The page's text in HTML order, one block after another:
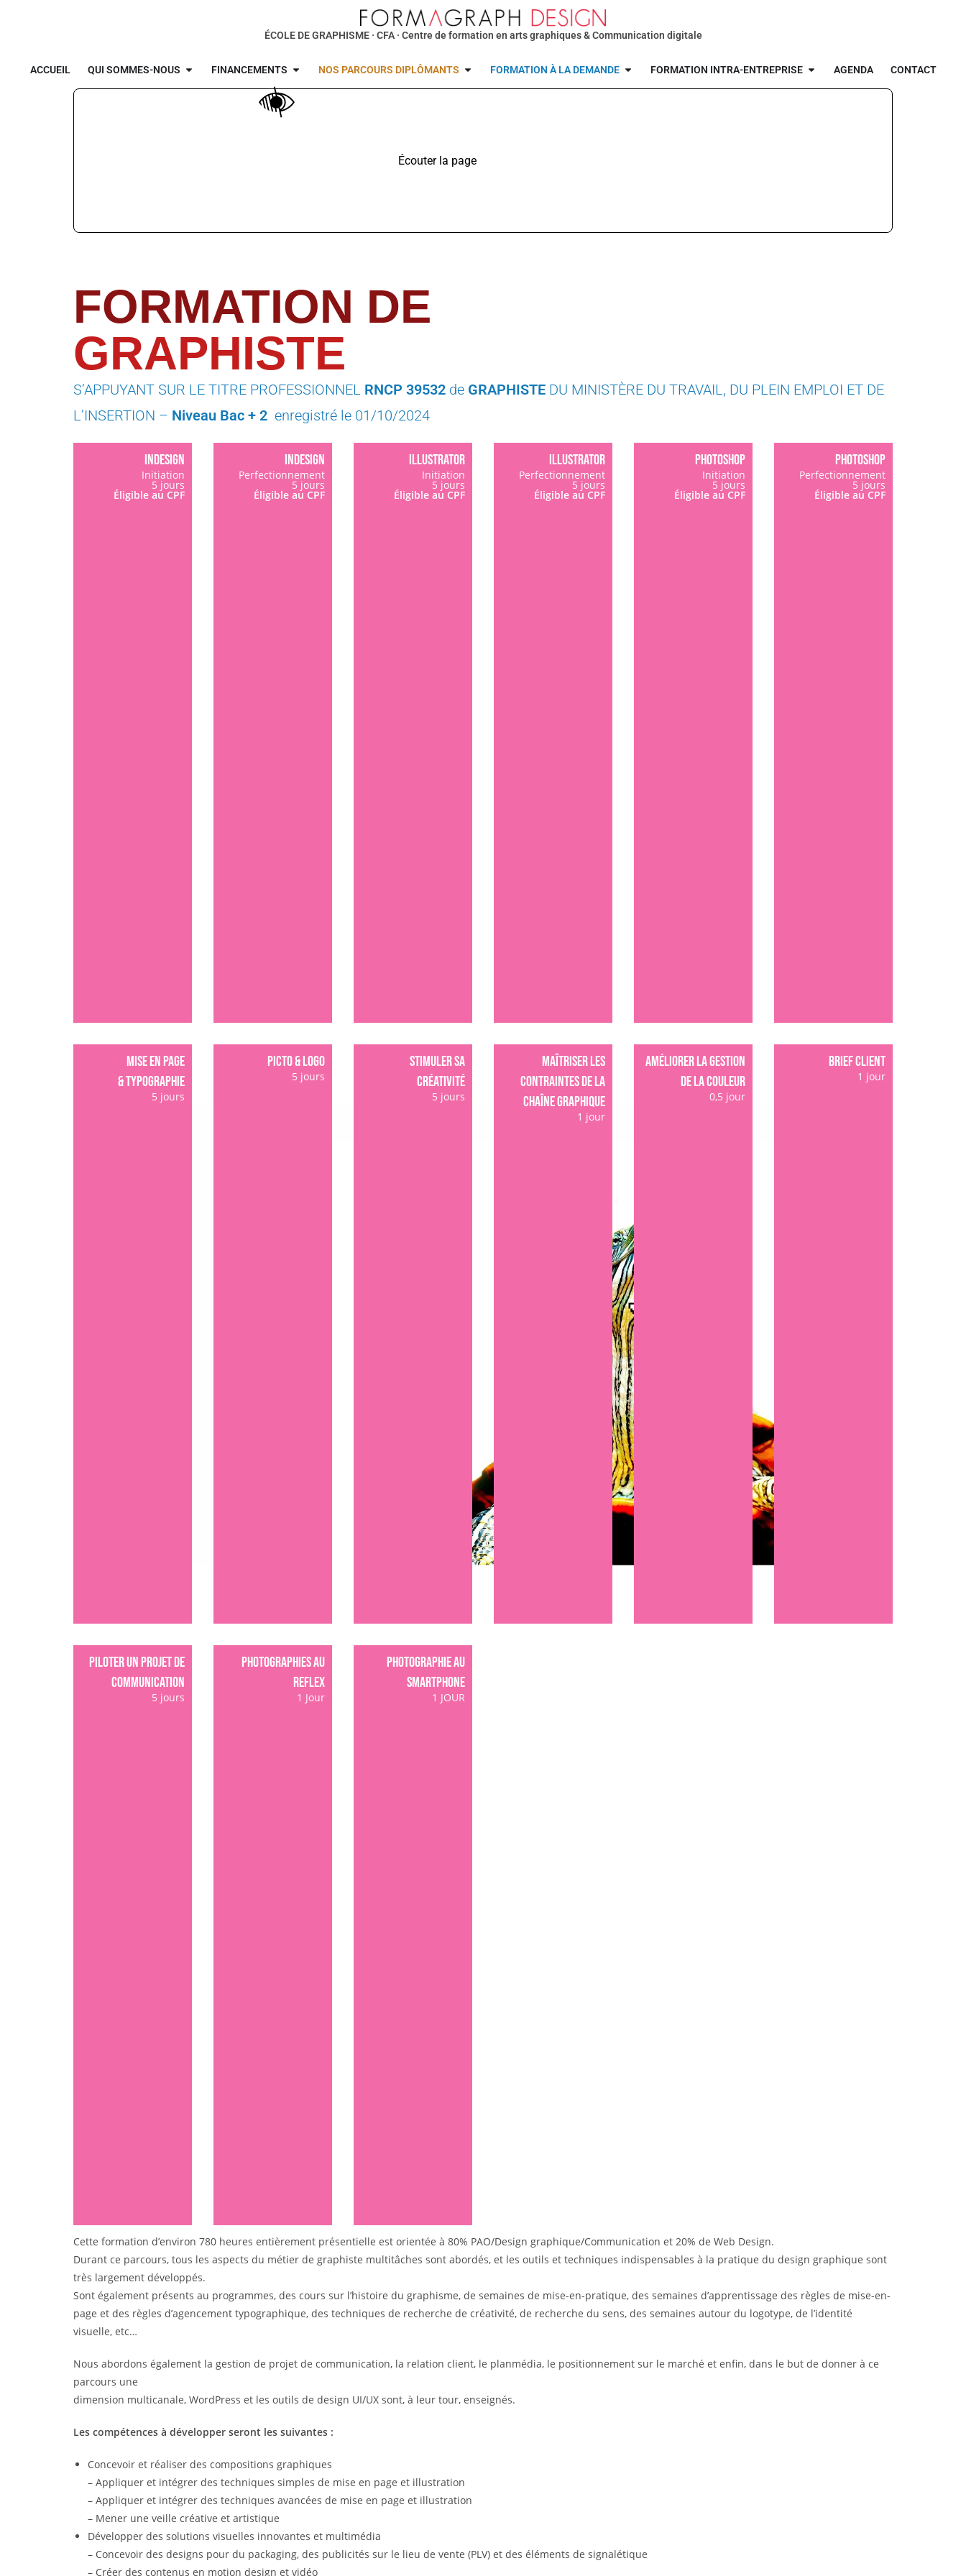
ÉCOLE DE GRAPHISME · CFA · Centre de formation en arts graphiques & Communication digitale
ACCUEIL QUI SOMMES-NOUS FINANCEMENTS NOS PARCOURS DIPLÔMANTS FORMATION À LA DEMANDE FORMATION INTRA-ENTREPRISE AGENDA CONTACT
Écouter la page
FORMATION DE
GRAPHISTE
S’APPUYANT SUR LE TITRE PROFESSIONNEL RNCP 39532 de GRAPHISTE DU MINISTÈRE DU TRAVAIL, DU PLEIN EMPLOI ET DE
L’INSERTION – Niveau Bac + 2 enregistré le 01/10/2024
INDESIGN
Initiation
5 jours
Éligible au CPF
INDESIGN
Perfectionnement
5 jours
Éligible au CPF
ILLUSTRATOR
Initiation
5 jours
Éligible au CPF
ILLUSTRATOR
Perfectionnement
5 jours
Éligible au CPF
PHOTOSHOP
Initiation
5 jours
Éligible au CPF
PHOTOSHOP
Perfectionnement
5 jours
Éligible au CPF
MISE EN PAGE
& TYPOGRAPHIE
5 jours
PICTO & LOGO
5 jours
STIMULER SA
CRÉATIVITÉ
5 jours
MAÎTRISER LES
CONTRAINTES DE LA
CHAÎNE GRAPHIQUE
1 jour
AMÉLIORER LA GESTION
DE LA COULEUR
0,5 jour
BRIEF CLIENT
1 jour
PILOTER UN PROJET DE
COMMUNICATION
5 jours
PHOTOGRAPHIES au
reflex
1 Jour
Photographie au
SMARTPHONE
1 JOUR
Cette formation d’environ 780 heures entièrement présentielle est orientée à 80% PAO/Design graphique/Communication et 20% de Web Design.
Durant ce parcours, tous les aspects du métier de graphiste multitâches sont abordés, et les outils et techniques indispensables à la pratique du design graphique sont
très largement développés.
Sont également présents au programmes, des cours sur l’histoire du graphisme, de semaines de mise-en-pratique, des semaines d’apprentissage des règles de mise-en-
page et des règles d’agencement typographique, des techniques de recherche de créativité, de recherche du sens, des semaines autour du logotype, de l’identité
visuelle, etc…
Nous abordons également la gestion de projet de communication, la relation client, le planmédia, le positionnement sur le marché et enfin, dans le but de donner à ce
parcours une
dimension multicanale, WordPress et les outils de design UI/UX sont, à leur tour, enseignés.
Les compétences à développer seront les suivantes :
Concevoir et réaliser des compositions graphiques
– Appliquer et intégrer des techniques simples de mise en page et illustration
– Appliquer et intégrer des techniques avancées de mise en page et illustration
– Mener une veille créative et artistique
Développer des solutions visuelles innovantes et multimédia
– Concevoir des designs pour du packaging, des publicités sur le lieu de vente (PLV) et des éléments de signalétique
– Créer des contenus en motion design et vidéo